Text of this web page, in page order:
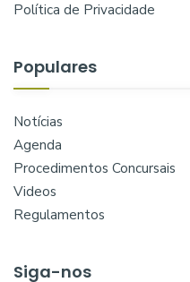
Política de Privacidade
Populares
Notícias
Agenda
Procedimentos Concursais
Videos
Regulamentos
Siga-nos